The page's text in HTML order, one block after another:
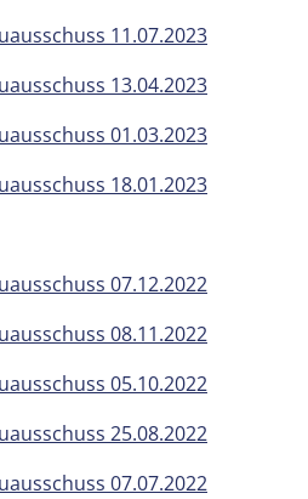
11.07.2023
13.04.2023
01.03.2023
18.01.2023
07.12.2022
08.11.2022
05.10.2022
25.08.2022
07.07.2022